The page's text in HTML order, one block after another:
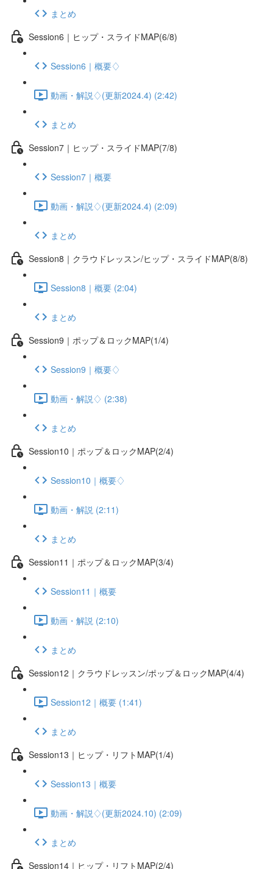
まとめ
Session6｜ヒップ・スライドMAP(6/8)
Session6｜概要♢
動画・解説♢(更新2024.4) (2:42)
まとめ
Session7｜ヒップ・スライドMAP(7/8)
Session7｜概要
動画・解説♢(更新2024.4) (2:09)
まとめ
Session8｜クラウドレッスン/ヒップ・スライドMAP(8/8)
Session8｜概要 (2:04)
まとめ
Session9｜ポップ＆ロックMAP(1/4)
Session9｜概要♢
動画・解説♢ (2:38)
まとめ
Session10｜ポップ＆ロックMAP(2/4)
Session10｜概要♢
動画・解説 (2:11)
まとめ
Session11｜ポップ＆ロックMAP(3/4)
Session11｜概要
動画・解説 (2:10)
まとめ
Session12｜クラウドレッスン/ポップ＆ロックMAP(4/4)
Session12｜概要 (1:41)
まとめ
Session13｜ヒップ・リフトMAP(1/4)
Session13｜概要
動画・解説♢(更新2024.10) (2:09)
まとめ
Session14｜ヒップ・リフトMAP(2/4)